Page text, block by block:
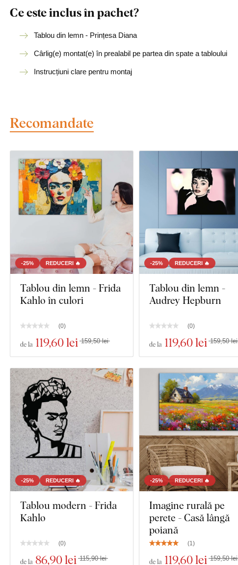
Ce este inclus în pachet?
Tablou din lemn - Prințesa Diana
Cârlig(e) montat(e) în prealabil pe partea din spate a tabloului
Instrucțiuni clare pentru montaj
Recomandate
-25% REDUCERI 🔥
Tablou din lemn - Frida
Kahlo în culori
(0)
de la 119,60 lei 159,50 lei
-25% REDUCERI 🔥
Tablou din lemn -
Audrey Hepburn
(0)
de la 119,60 lei 159,50 lei
-25% REDUCERI 🔥
Tablou modern - Frida
Kahlo
(0)
de la 86,90 lei 115,90 lei
-25% REDUCERI 🔥
Imagine rurală pe
perete - Casă lângă
poiană
(1)
de la 119,60 lei 159,50 lei